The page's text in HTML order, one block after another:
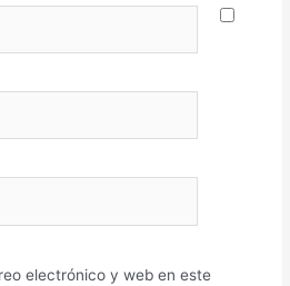
electrónico y web en este